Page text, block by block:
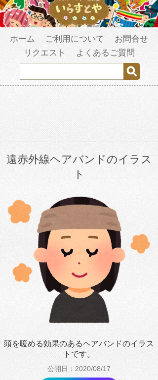
ホーム ご利用について
お問合せ
リクエスト
よくあるご質問
遠赤外線ヘアバンドのイラス
ト
頭を暖める効果のあるヘアバンドのイラス
トです。
公開日：2020/08/17